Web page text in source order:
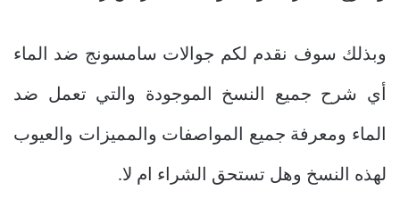
وبذلك سوف نقدم لكم جوالات سامسونج ضد الماء
أي شرح جميع النسخ الموجودة والتي تعمل ضد
الماء ومعرفة جميع المواصفات والمميزات والعيوب
لهذه النسخ وهل تستحق الشراء ام لا.